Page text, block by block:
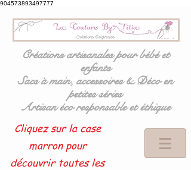
904573893497777
Créations artisanales pour bébé et
enfants
Sacs à main, accessoires & Déco en
petites séries
Artisan éco responsable et éthique
Cliquez sur la case
marron pour
découvrir toutes les